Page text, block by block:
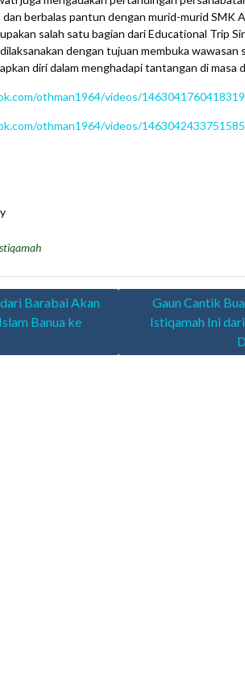
berbalas pantun dengan murid-murid SMK
salah satu bagian dari Educational Trip
dengan tujuan membuka
diri dalam menghadapi tantangan di masa
othman1964/videos/
othman1964/videos/
Barabai Akan
Banua ke
Gaun Cantik
Istiqamah Ini